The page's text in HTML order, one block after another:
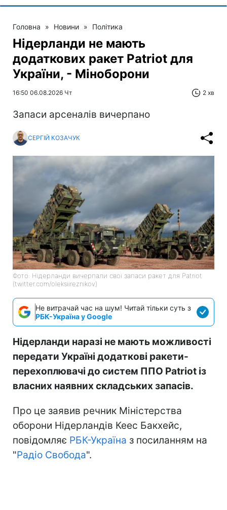
Головна » Новини » Політика
Нідерланди не мають
додаткових ракет Patriot для
України, - Міноборони
16:50 06.08.2026 Чт 2 хв
Запаси арсеналів вичерпано
СЕРГІЙ КОЗАЧУК
Фото: Нідерланди вичерпали свої запаси ракет для Patriot
(twitter.com/oleksiireznikov)
Не витрачай час на шум! Читай тільки суть з
РБК-Україна у Google
Нідерланди наразі не мають можливості
передати Україні додаткові ракети-
перехоплювачі до систем ППО Patriot із
власних наявних складських запасів.
Про це заявив речник Міністерства
оборони Нідерландів Кеес Бакхейс,
повідомляє РБК-Україна з посиланням на
"Радіо Свобода".